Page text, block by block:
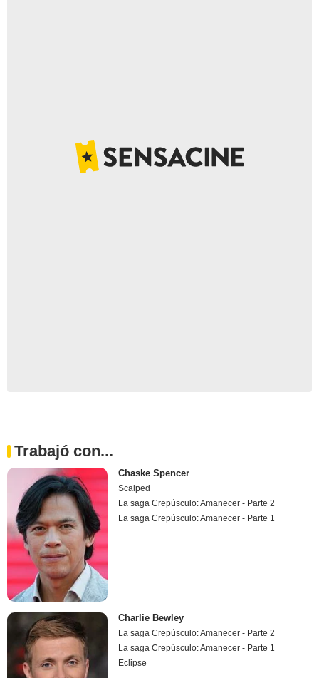
Trabajó con...
Chaske Spencer
Scalped
La saga Crepúsculo: Amanecer - Parte 2
La saga Crepúsculo: Amanecer - Parte 1
Charlie Bewley
La saga Crepúsculo: Amanecer - Parte 2
La saga Crepúsculo: Amanecer - Parte 1
Eclipse